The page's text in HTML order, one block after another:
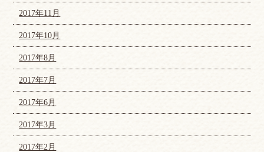
2017年11月
2017年10月
2017年8月
2017年7月
2017年6月
2017年3月
2017年2月